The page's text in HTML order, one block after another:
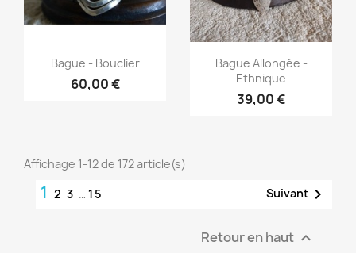
Aperçu rapide
Bague - Bouclier
60,00 €
Aperçu rapide
Bague Allongée -
Ethnique
39,00 €
Affichage 1-12 de 172 article(s)
1 2 3 … 15 Suivant 
Retour en haut 